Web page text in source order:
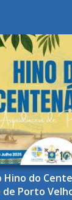
Hino do
Porto